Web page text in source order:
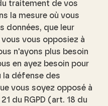
traitement de vos
la mesure où vous
données, que leur
vous opposiez à
n'ayons plus besoin
en ayez besoin pour
la défense des
vous soyez opposé à
du RGPD (art. 18 du